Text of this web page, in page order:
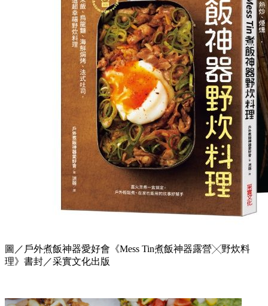
圖／戶外煮飯神器愛好會《Mess Tin煮飯神器露營╳野炊料
理》書封／采實文化出版